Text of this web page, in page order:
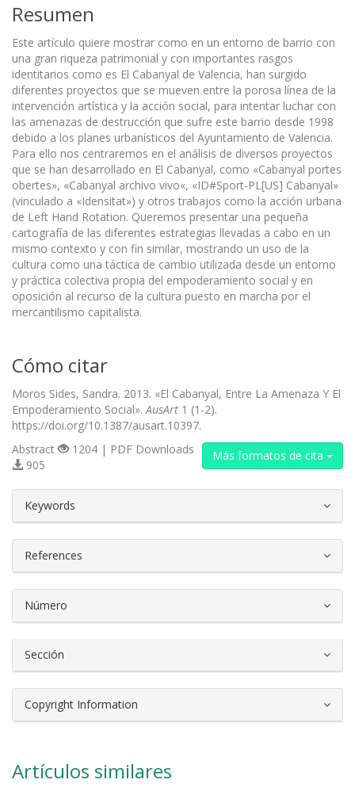
Resumen
Este artículo quiere mostrar como en un entorno de barrio con
una gran riqueza patrimonial y con importantes rasgos
identitarios como es El Cabanyal de Valencia, han surgido
diferentes proyectos que se mueven entre la porosa línea de la
intervención artística y la acción social, para intentar luchar con
las amenazas de destrucción que sufre este barrio desde 1998
debido a los planes urbanísticos del Ayuntamiento de Valencia.
Para ello nos centraremos en el análisis de diversos proyectos
que se han desarrollado en El Cabanyal, como «Cabanyal portes
obertes», «Cabanyal archivo vivo«, «ID#Sport-PL[US] Cabanyal»
(vinculado a «Idensitat») y otros trabajos como la acción urbana
de Left Hand Rotation. Queremos presentar una pequeña
cartografía de las diferentes estrategias llevadas a cabo en un
mismo contexto y con fin similar, mostrando un uso de la
cultura como una táctica de cambio utilizada desde un entorno
y práctica colectiva propia del empoderamiento social y en
oposición al recurso de la cultura puesto en marcha por el
mercantilismo capitalista.
Cómo citar
Moros Sides, Sandra. 2013. «El Cabanyal, Entre La Amenaza Y El
Empoderamiento Social».AusArt 1 (1-2).
https://doi.org/10.1387/ausart.10397.
Más formatos de cita
Abstract
1204 | PDF Downloads
905
Keywords
References
Número
Sección
Copyright Information
Artículos similares